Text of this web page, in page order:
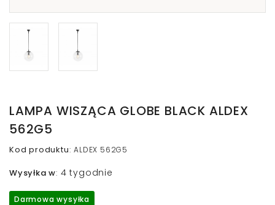
LAMPA WISZĄCA GLOBE BLACK ALDEX
562G5
Kod produktu:ALDEX 562G5
Wysyłka w: 4 tygodnie
Darmowa wysyłka